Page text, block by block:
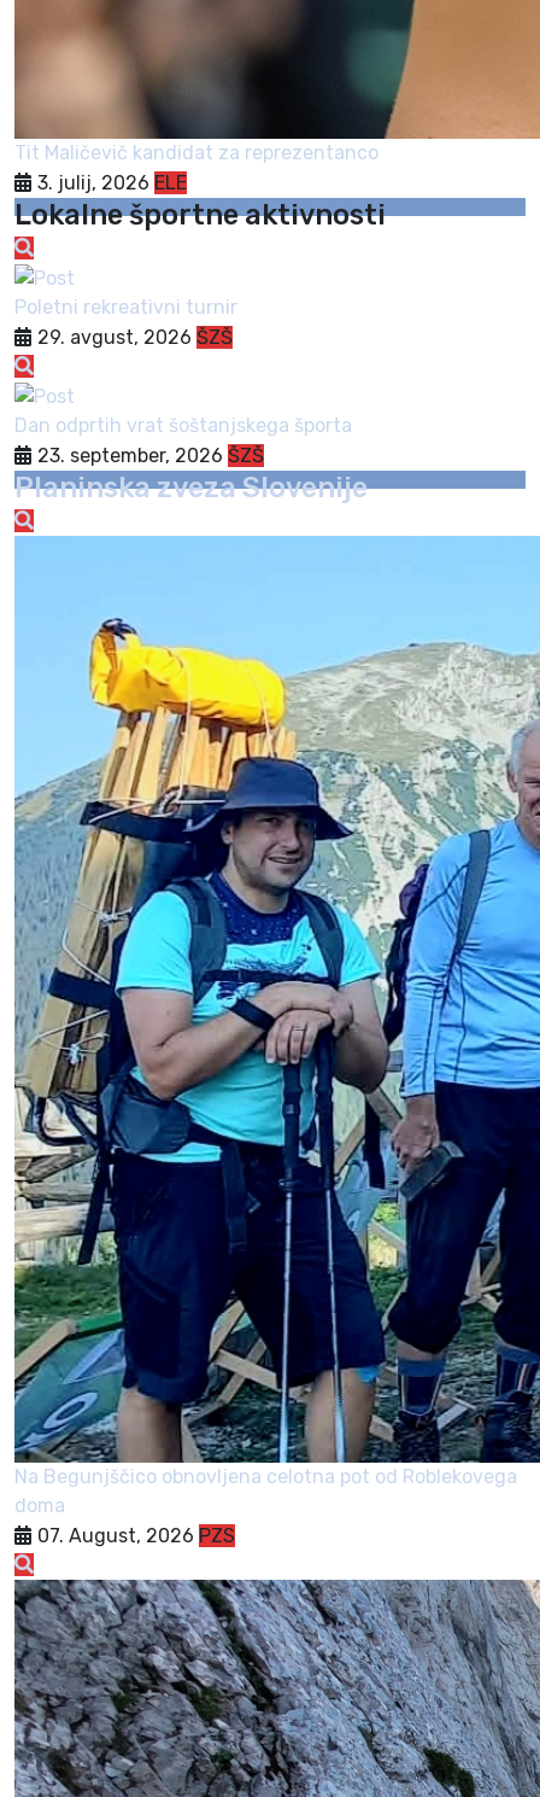
Tit Maličevič kandidat za reprezentanco
3. julij, 2026 ELE
Lokalne športne aktivnosti
Poletni rekreativni turnir
29. avgust, 2026 ŠZŠ
Dan odprtih vrat šoštanjskega športa
23. september, 2026 ŠZŠ
Planinska zveza Slovenije
Na Begunjščico obnovljena celotna pot od Roblekovega
doma
07. August, 2026 PZS